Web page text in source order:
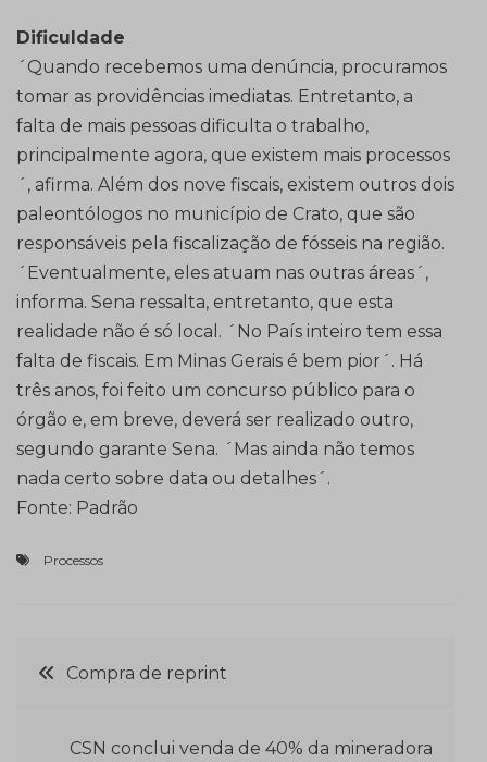
Dificuldade
´Quando recebemos uma denúncia, procuramos
tomar as providências imediatas. Entretanto, a
falta de mais pessoas dificulta o trabalho,
principalmente agora, que existem mais processos
´, afirma. Além dos nove fiscais, existem outros dois
paleontólogos no município de Crato, que são
responsáveis pela fiscalização de fósseis na região.
´Eventualmente, eles atuam nas outras áreas´,
informa. Sena ressalta, entretanto, que esta
realidade não é só local. ´No País inteiro tem essa
falta de fiscais. Em Minas Gerais é bem pior´. Há
três anos, foi feito um concurso público para o
órgão e, em breve, deverá ser realizado outro,
segundo garante Sena. ´Mas ainda não temos
nada certo sobre data ou detalhes´.
Fonte: Padrão
Processos
Navegação
Compra de reprint
CSN conclui venda de 40% da mineradora